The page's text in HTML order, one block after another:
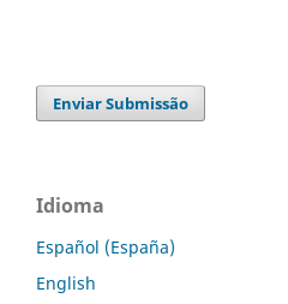
Enviar Submissão
Idioma
Español (España)
English